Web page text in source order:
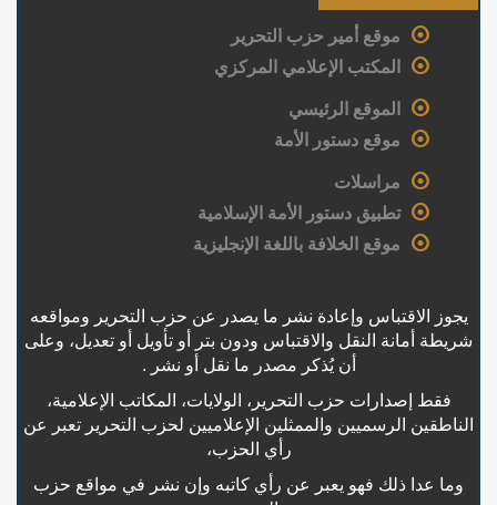
موقع أمير حزب التحرير
المكتب الإعلامي المركزي
الموقع الرئيسي
موقع دستور الأمة
مراسلات
تطبيق دستور الأمة الإسلامية
موقع الخلافة باللغة الإنجليزية
يجوز الاقتباس وإعادة نشر ما يصدر عن حزب التحرير ومواقعه
شريطة أمانة النقل والاقتباس ودون بتر أو تأويل أو تعديل، وعلى
أن يُذكر مصدر ما نقل أو نشر .
فقط إصدارات حزب التحرير، الولايات، المكاتب الإعلامية،
الناطقين الرسميين والممثلين الإعلاميين لحزب التحرير تعبر عن
رأي الحزب،
وما عدا ذلك فهو يعبر عن رأي كاتبه وإن نشر في مواقع حزب